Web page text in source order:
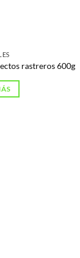
rastreros 600g